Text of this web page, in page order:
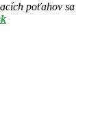
poťahov sa